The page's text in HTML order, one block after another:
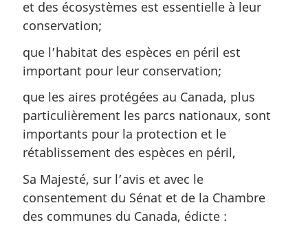
et des écosystèmes est essentielle à leur
conservation;
que l’habitat des espèces en péril est
important pour leur conservation;
que les aires protégées au Canada, plus
particulièrement les parcs nationaux, sont
importants pour la protection et le
rétablissement des espèces en péril,
Sa Majesté, sur l’avis et avec le
consentement du Sénat et de la Chambre
des communes du Canada, édicte :